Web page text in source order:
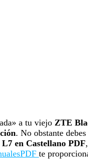
a tu viejo ZTE
. No obstante
en Castellano PDF
te